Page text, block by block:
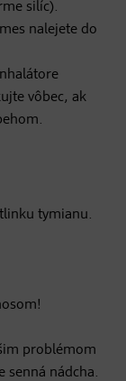
silíc).
nalejete do
vôbec, ak
tymianu.
problémom
senná nádcha.